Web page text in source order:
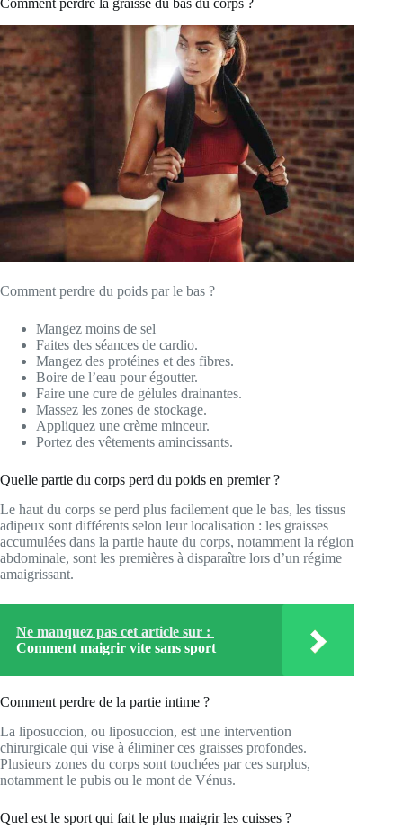
Comment perdre la graisse du bas du corps ?
Comment perdre du poids par le bas ?
Mangez moins de sel
Faites des séances de cardio.
Mangez des protéines et des fibres.
Boire de l’eau pour égoutter.
Faire une cure de gélules drainantes.
Massez les zones de stockage.
Appliquez une crème minceur.
Portez des vêtements amincissants.
Quelle partie du corps perd du poids en premier ?
Le haut du corps se perd plus facilement que le bas, les tissus
adipeux sont différents selon leur localisation : les graisses
accumulées dans la partie haute du corps, notamment la région
abdominale, sont les premières à disparaître lors d’un régime
amaigrissant.
Ne manquez pas cet article sur :
Comment maigrir vite sans sport
Comment perdre de la partie intime ?
La liposuccion, ou liposuccion, est une intervention
chirurgicale qui vise à éliminer ces graisses profondes.
Plusieurs zones du corps sont touchées par ces surplus,
notamment le pubis ou le mont de Vénus.
Quel est le sport qui fait le plus maigrir les cuisses ?